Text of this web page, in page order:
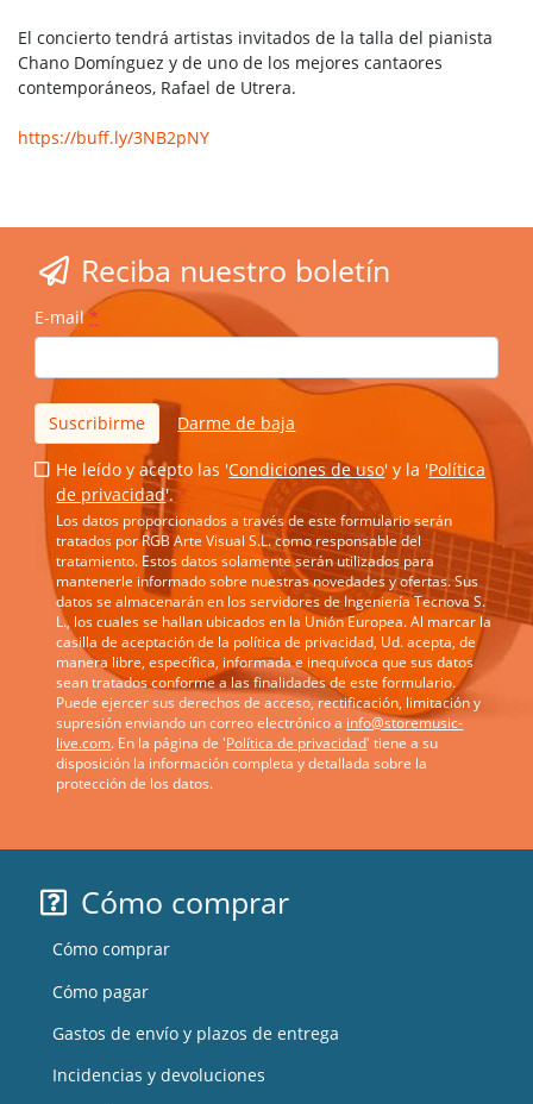
El concierto tendrá artistas invitados de la talla del pianista
Chano Domínguez y de uno de los mejores cantaores
contemporáneos, Rafael de Utrera.
https://buff.ly/3NB2pNY
Reciba nuestro boletín
E-mail *
Suscribirme Darme de baja
He leído y acepto las 'Condiciones de uso' y la 'Política
de privacidad'.*
Los datos proporcionados a través de este formulario serán
tratados por RGB Arte Visual S.L. como responsable del
tratamiento. Estos datos solamente serán utilizados para
mantenerle informado sobre nuestras novedades y ofertas. Sus
datos se almacenarán en los servidores de Ingeniería Tecnova S.
L., los cuales se hallan ubicados en la Unión Europea. Al marcar la
casilla de aceptación de la política de privacidad, Ud. acepta, de
manera libre, específica, informada e inequívoca que sus datos
sean tratados conforme a las finalidades de este formulario.
Puede ejercer sus derechos de acceso, rectificación, limitación y
supresión enviando un correo electrónico a info@storemusic-
live.com. En la página de 'Política de privacidad' tiene a su
disposición la información completa y detallada sobre la
protección de los datos.
Cómo comprar
Cómo comprar
Cómo pagar
Gastos de envío y plazos de entrega
Incidencias y devoluciones